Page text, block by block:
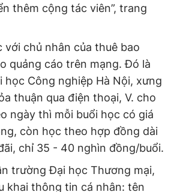
thêm cộng tác viên”, trang
với chủ nhân của thuê bao
quảng cáo trên mạng. Đó là
học Công nghiệp Hà Nội, xưng
thuận qua điện thoại, V. cho
ngày thì mỗi buổi học có giá
còn học theo hợp đồng dài
chỉ 35 - 40 nghìn đồng/buổi.
trường Đại học Thương mại,
khai thông tin cá nhân: tên